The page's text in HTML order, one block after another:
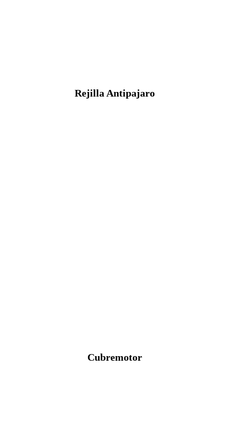
Rejilla Antipajaro
Cubremotor